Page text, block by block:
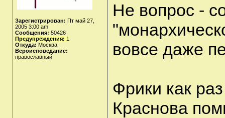
Зарегистрирован: Пт май 27,
2005 3:00 am
Сообщения: 50426
Предупреждения: 1
Откуда: Москва
Вероисповедание:
православный
Не вопрос -
вовсе даже
Фрики как
Краснова